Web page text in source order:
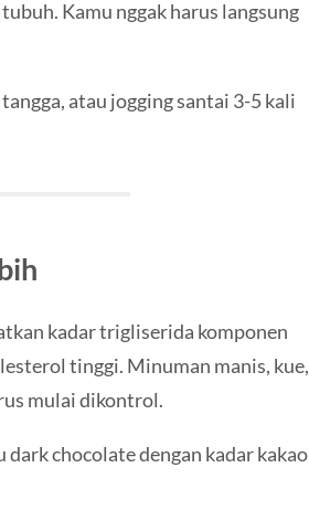
Kamu nggak harus langsung
atau jogging santai 3-5 kali
kadar trigliserida komponen
tinggi. Minuman manis, kue,
mulai dikontrol.
dark chocolate dengan kadar kakao